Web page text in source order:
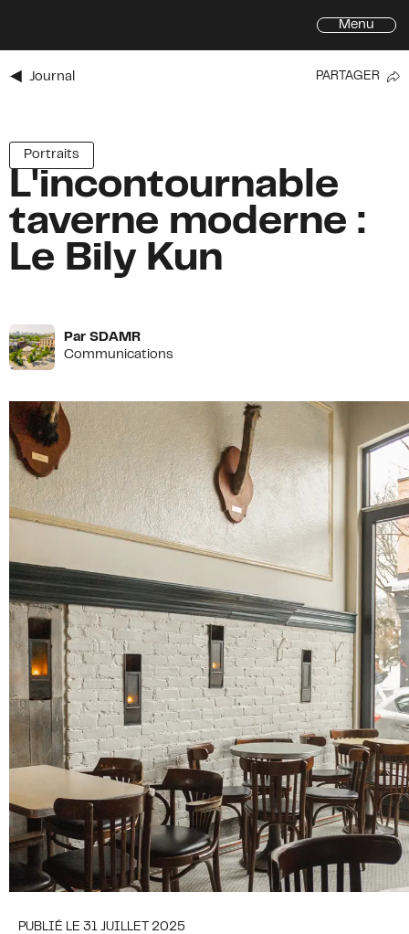
Menu
Journal
Portraits
L'incontournable
taverne moderne :
Le Bily Kun
Par SDAMR
Communications
PUBLIÉ LE 31 JUILLET 2025
PARTAGER
Inscrivez-vous à l'infolettre de
Prénom
Prénom*
Nom*
Courriel*
Adresse
Ville
ZIP / Postal Code
S'INCRIRE